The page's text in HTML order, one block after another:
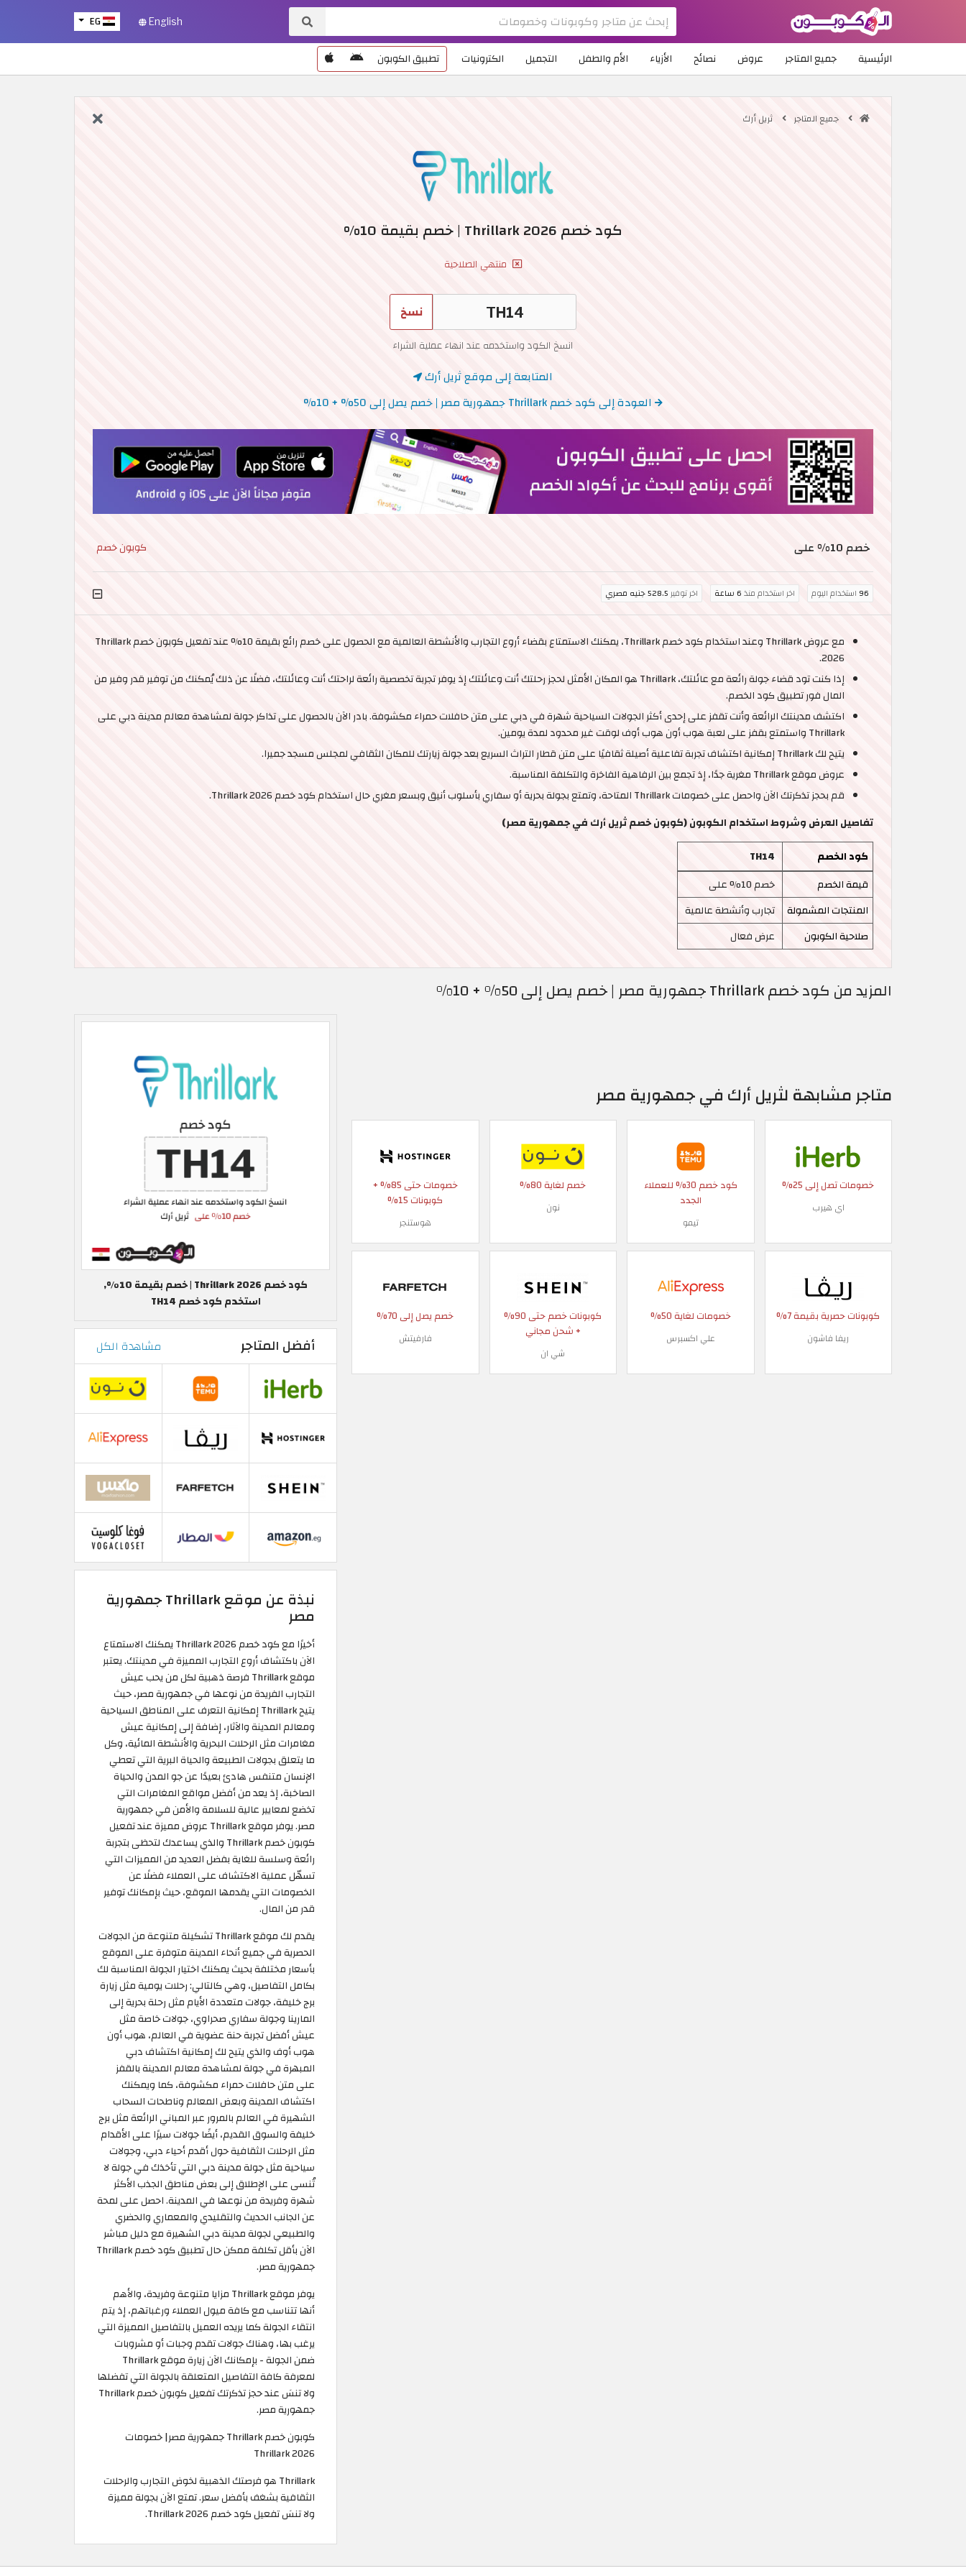
EG English
الرئيسية جميع المتاجر عروض نصائح الأزياء الأم والطفل التجميل الكترونيات تطبيق الكوبون
جميع المتاجر ثريل أرك
كود خصم Thrillark 2026 | خصم بقيمة 10%
منتهي الصلاحية
نسخ
انسخ الكود واستخدمه عند انهاء عملية الشراء
المتابعة إلى موقع ثريل أرك
العودة إلى كود خصم Thrillark جمهورية مصر | خصم يصل إلى 50% + 10%
خصم 10% على كوبون خصم
96استخدام اليوم اخر استخدام منذ6 ساعة اخر توفير528.5 جنيه مصري
مع عروض Thrillark وعند استخدام كود خصم Thrillark، يمكنك الاستمتاع بقضاء أروع التجارب والأنشطة العالمية مع الحصول على خصم رائع بقيمة 10% عند تفعيل كوبون خصم Thrillark
2026.
إذا كنت تود قضاء جولة رائعة مع عائلتك، Thrillark هو المكان الأمثل لحجز رحلتك أنت وعائلتك إذ يوفر تجربة تخصصية رائعة لراحتك أنت وعائلتك، فضلًا عن ذلك يُمكنك من توفير قدر وفير من
المال فور تطبيق كود الخصم.
اكتشف مدينتك الرائعة وأنت تقفز على إحدى أكثر الجولات السياحية شهرة في دبي على متن حافلات حمراء مكشوفة. بادر الآن بالحصول على تذاكر جولة لمشاهدة معالم مدينة دبي على
Thrillark واستمتع بقفز على لعبة هوب أون هوب أوف لوقت غير محدود لمدة يومين.
يتيح لك Thrillark إمكانية اكتشاف تجربة تفاعلية أصيلة ثقافيًا على متن قطار التراث السريع بعد جولة زيارتك للمكان الثقافي لمجلس مسجد جميرا.
عروض موقع Thrillark مغرية جدًا، إذ تجمع بين الرفاهية الفاخرة والتكلفة المناسبة.
قم بحجز تذكرتك الآن واحصل على خصومات Thrillark المتاحة، وتمتع بجولة بحرية أو سفاري بأسلوب أنيق وبسعر مغري حال استخدام كود خصم Thrillark 2026.
تفاصيل العرض وشروط استخدام الكوبون (كوبون خصم ثريل أرك في جمهورية مصر)
كود الخصم
TH14
قيمة الخصم
خصم 10% على
المنتجات المشمولة
تجارب وأنشطة عالمية
صلاحية الكوبون
عرض فعال
المزيد من كود خصم Thrillark جمهورية مصر | خصم يصل إلى 50% + 10%
متاجر مشابهة لثريل أرك في جمهورية مصر
خصومات تصل إلى 25%
اي هيرب
كود خصم 30% للعملاء
الجدد
تيمو
خصم لغاية 80%
نون
خصومات حتى 85% +
كوبونات 15%
هوستنجر
كوبونات حصرية بقيمة 7%
ريفا فاشون
خصومات لغاية 50%
علي اكسبرس
كوبونات خصم حتى 90%
+ شحن مجاني
شي ان
خصم يصل إلى 70%
فارفيتش
كود خصم Thrillark 2026 | خصم بقيمة 10%,
استخدم كود خصم TH14
أفضل المتاجر مشاهدة الكل
نبذة عن موقع Thrillark جمهورية
مصر
أخيرًا مع كود خصم Thrillark 2026 يمكنك الاستمتاع
الآن باكتشاف أروع التجارب المميزة في مدينتك. يعتبر
موقع Thrillark فرصة ذهبية لكل من يحب عيش
التجارب الفريدة من نوعها في جمهورية مصر، حيث
يتيح Thrillark إمكانية التعرف على المناطق السياحية
ومعالم المدينة والآثار، إضافة إلى إمكانية عيش
مغامرات مثل الرحلات البحرية والأنشطة المائية، وكل
ما يتعلق بجولات الطبيعة والحياة البرية التي تعطي
الإنسان متنفس هادئ بعيدًا عن جو المدن والحياة
الصاخبة، إذ يعد من أفضل مواقع المغامرات التي
تخضع لمعايير عالية للسلامة والأمن في جمهورية
مصر. يوفر موقع Thrillark عروض مميزة عند تفعيل
كوبون خصم Thrillark والذي يساعدك لتحظى بتجربة
رائعة وسلسة للغاية بفضل العديد من المميزات التي
تسهّل عملية الاكتشاف على العملاء فضلًا عن
الخصومات التي يقدمها الموقع، حيث بإمكانك توفير
قدر من المال.
يقدم لك موقع Thrillark تشكيلة متنوعة من الجولات
الحصرية في جميع أنحاء المدينة متوفرة على الموقع
بأسعار مختلفة بحيث يمكنك اختيار الجولة المناسبة لك
بكامل التفاصيل، وهي كالتالي: رحلات يومية مثل زيارة
برج خليفة، جولات متعددة الأيام مثل رحلة بحرية إلى
المارينا وجولة سفاري صحراوي، جولات خاصة مثل
عيش أفضل تجربة حنة عضوية في العالم، هوب أون
هوب أوف والذي يتيح لك إمكانية اكتشاف دبي
المبهرة في جولة لمشاهدة معالم المدينة بالقفز
على متن حافلات حمراء مكشوفة، كما ويمكنك
اكتشاف المدينة وبعض المعالم وناطحات السحاب
الشهيرة في العالم بالمرور عبر المباني الرائعة مثل برج
خليفة والسوق القديم، أيضًا جولات سيرًا على الأقدام
مثل الرحلات الثقافية حول أقدم أحياء دبي، وجولات
سياحية مثل جولة مدينة دبي التي تأخذك في جولة لا
تُنسى على الإطلاق إلى بعض مناطق الجذب الأكثر
شهرة وفريدة من نوعها في المدينة. احصل على لمحة
عن الجانب الحديث والتقليدي والمعماري والحضري
والطبيعي لجولة مدينة دبي الشهيرة مع دليل مباشر
الآن بأقل تكلفة ممكن حال تطبيق كود خصم Thrillark
جمهورية مصر.
يوفر موقع Thrillark مزايا متنوعة وفريدة، والأهم
أنها تتناسب مع كافة ميول العملاء ورغباتهم، إذ يتم
انتقاء الجولة كما يريده العميل بالتفاصيل المميزة التي
يرغب بها، وهناك جولات تقدم وجبات أو مشروبات
ضمن الجولة - بإمكانك الآن زيارة موقع Thrillark
لمعرفة كافة التفاصيل المتعلقة بالجولة التي تفضلها
ولا تنسَ عند حجز تذكرتك تفعيل كوبون خصم Thrillark
جمهورية مصر.
كوبون خصم Thrillark جمهورية مصر| خصومات
Thrillark 2026
Thrillark هو فرصتك الذهبية لخوض التجارب والرحلات
الثقافية بشغف بأفضل سعر. تمتع الآن بجولة مميزة
ولا تنسَ تفعيل كود خصم Thrillark 2026.